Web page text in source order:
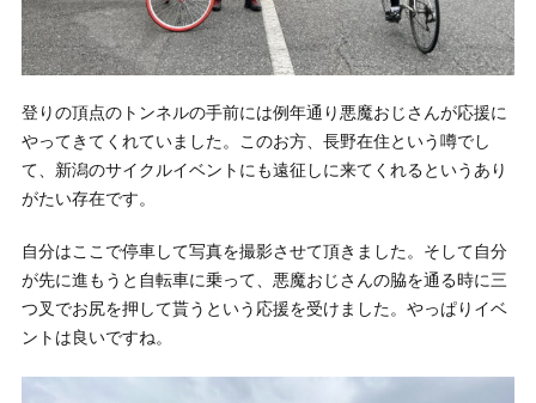
登りの頂点のトンネルの手前には例年通り悪魔おじさんが応援に
やってきてくれていました。このお方、長野在住という噂でし
て、新潟のサイクルイベントにも遠征しに来てくれるというあり
がたい存在です。
自分はここで停車して写真を撮影させて頂きました。そして自分
が先に進もうと自転車に乗って、悪魔おじさんの脇を通る時に三
つ叉でお尻を押して貰うという応援を受けました。やっぱりイベ
ントは良いですね。